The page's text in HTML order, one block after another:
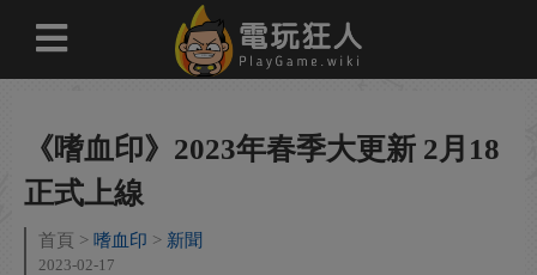
《嗜血印》2023年春季大更新 2月18
正式上線
首頁 嗜血印 新聞
2023-02-17